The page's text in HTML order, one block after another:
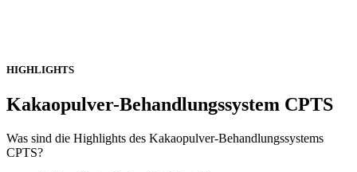
HIGHLIGHTS
Kakaopulver-Behandlungssystem CPTS
Was sind die Highlights des Kakaopulver-Behandlungssystems
CPTS?